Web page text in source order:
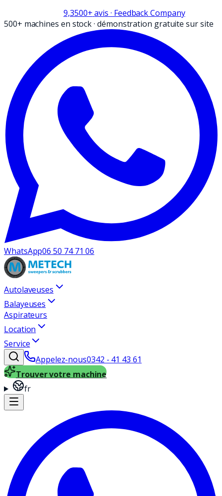
9,3500+avis · Feedback Company
500+ machines en stock·démonstration gratuite sur site
WhatsApp06 50 74 71 06
Autolaveuses
Balayeuses
Aspirateurs
Location
Service
Appelez-nous0342 - 41 43 61
Trouver votre machine
fr